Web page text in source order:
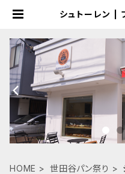
シュトーレン |
HOME 世田谷パン祭り